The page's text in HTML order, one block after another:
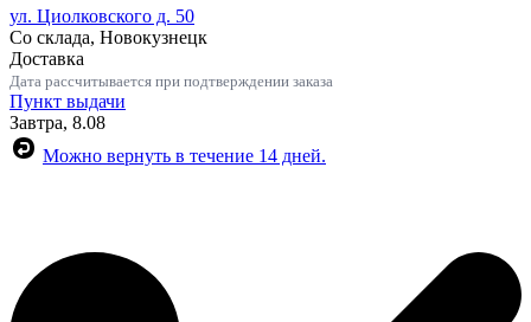
ул. Циолковского д. 50
Со склада, Новокузнецк
Доставка
Дата рассчитывается при подтверждении заказа
Пункт выдачи
Завтра, 8.08
Можно вернуть в течение 14 дней.